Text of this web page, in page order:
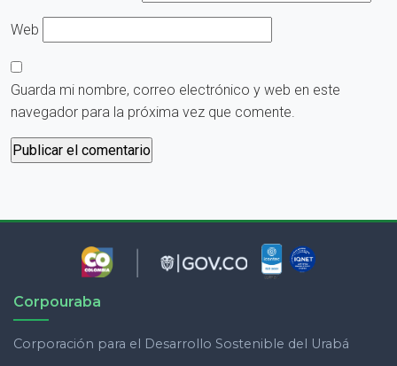
Web
Guarda mi nombre, correo electrónico y web en este
navegador para la próxima vez que comente.
Corpouraba
Corporación para el Desarrollo Sostenible del Urabá